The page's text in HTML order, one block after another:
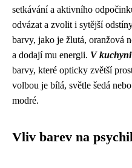
setkávání a aktivního
odvázat a zvolit i sytější
barvy, jako je žlutá, oranžová
a dodají mu energii. V kuchyni
barvy, které opticky zvětší
volbou je bílá, světle šedá
modré.
Vliv barev na